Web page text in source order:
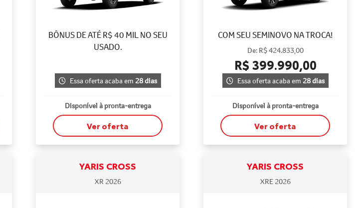
BÔNUS DE ATÉ R$ 40 MIL NO SEU
USADO.
Essa oferta acaba em 28 dias
Disponível à pronta-entrega
Ver oferta
COM SEU SEMINOVO NA TROCA!
De: R$ 424.833,00
R$ 399.990,00
Essa oferta acaba em 28 dias
Disponível à pronta-entrega
Ver oferta
YARIS CROSS
XR 2026
YARIS CROSS
XRE 2026